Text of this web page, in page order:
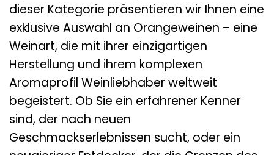
dieser Kategorie präsentieren wir Ihnen eine
exklusive Auswahl an Orangeweinen – eine
Weinart, die mit ihrer einzigartigen
Herstellung und ihrem komplexen
Aromaprofil Weinliebhaber weltweit
begeistert. Ob Sie ein erfahrener Kenner
sind, der nach neuen
Geschmackserlebnissen sucht, oder ein